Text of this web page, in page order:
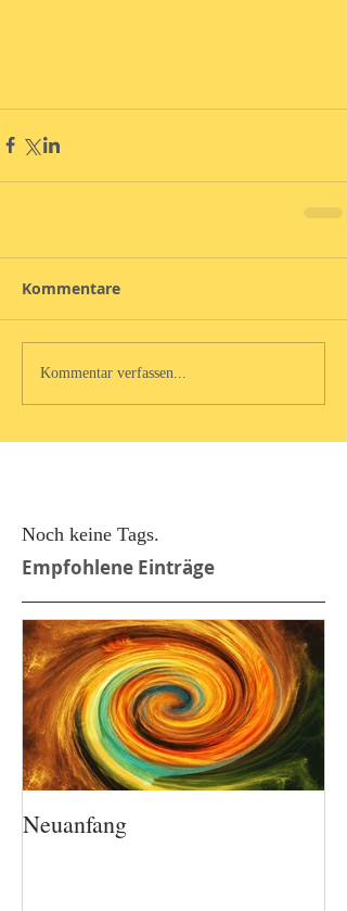
Kommentare
Kommentar verfassen...
Noch keine Tags.
Empfohlene Einträge
Neuanfang